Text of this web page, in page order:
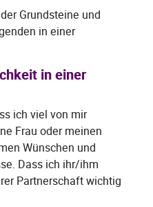
Grundsteine und
in einer
in einer
ich viel von mir
Frau oder meinen
Wünschen und
Dass ich ihr/ihm
Partnerschaft wichtig